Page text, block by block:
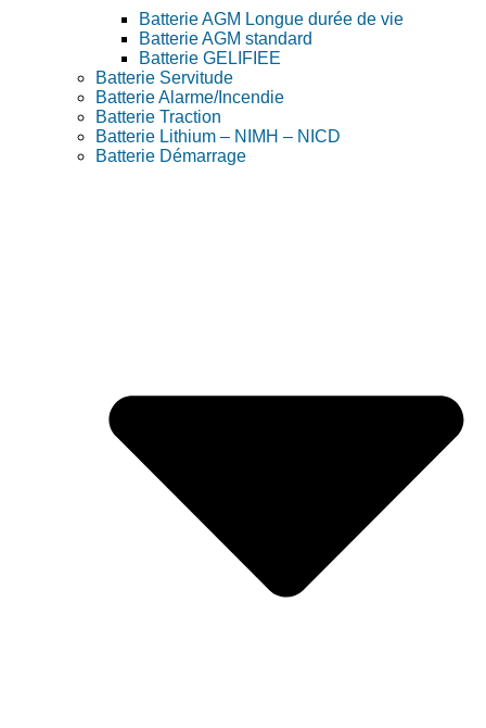
Batterie AGM Longue durée de vie
Batterie AGM standard
Batterie GELIFIEE
Batterie Servitude
Batterie Alarme/Incendie
Batterie Traction
Batterie Lithium – NIMH – NICD
Batterie Démarrage